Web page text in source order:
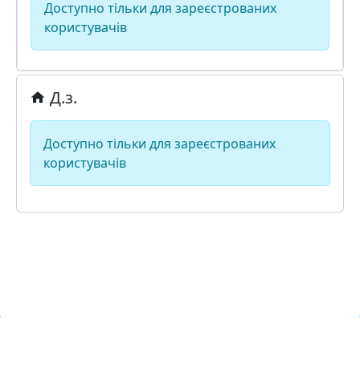
Доступно тільки для зареєстрованих
користувачів
Д.з.
Доступно тільки для зареєстрованих
користувачів